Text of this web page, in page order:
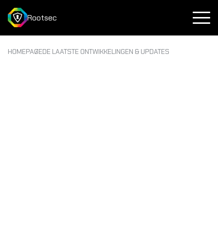
Rootsec
HOMEPAGEDE LAATSTE ONTWIKKELINGEN & UPDATES